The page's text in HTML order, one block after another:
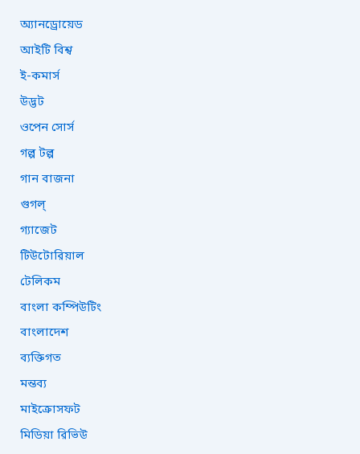
f
o
:
অ্যানড্রোয়েড
আইটি বিশ্ব
ই-কমার্স
উদ্ভট
ওপেন সোর্স
গল্প টল্প
গান বাজনা
গুগল্
গ্যাজেট
টিউটোরিয়াল
টেলিকম
বাংলা কম্পিউটিং
বাংলাদেশ
ব্যক্তিগত
মন্তব্য
মাইক্রোসফট
মিডিয়া রিভিউ